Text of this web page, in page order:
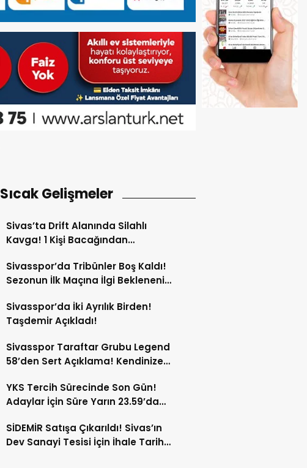
Sıcak Gelişmeler
Sivas’ta Drift Alanında Silahlı
Kavga! 1 Kişi Bacağından
Sivasspor’da Tribünler Boş Kaldı!
Sezonun İlk Maçına İlgi Beklenenin
Sivasspor’da İki Ayrılık Birden!
Taşdemir Açıkladı!
Sivasspor Taraftar Grubu Legend
58’den Sert Açıklama! Kendinize
YKS Tercih Sürecinde Son Gün!
Adaylar İçin Süre Yarın 23.59’da
SİDEMİR Satışa Çıkarıldı! Sivas’ın
Dev Sanayi Tesisi İçin İhale Tarihi